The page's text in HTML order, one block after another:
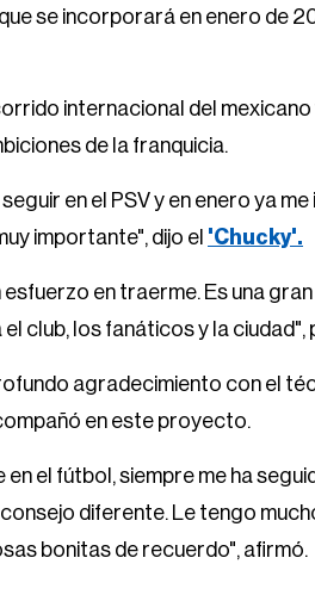
se incorporará en enero de
internacional del mexicano
de la franquicia.
en el PSV y en enero ya
importante", dijo el 'Chucky'.
esfuerzo en traerme. Es una
club, los fanáticos y la ciudad",
agradecimiento con el
en este proyecto.
en el fútbol, siempre me ha
diferente. Le tengo
bonitas de recuerdo", afirmó.